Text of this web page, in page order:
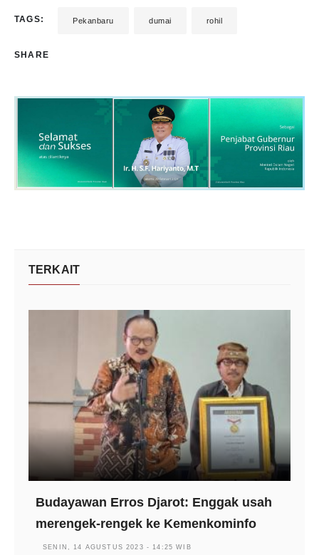
TAGS: Pekanbaru dumai rohil
SHARE
TERKAIT
Budayawan Erros Djarot: Enggak usah
merengek-rengek ke Kemenkominfo
SENIN, 14 AGUSTUS 2023 - 14:25 WIB